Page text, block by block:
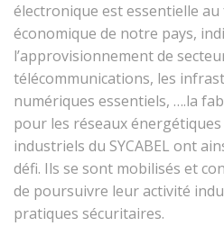
électronique est essentielle
économique de notre pays,
l’approvisionnement de
télécommunications, les
numériques essentiels, ….la
pour les réseaux énergétiques
industriels du SYCABEL ont
défi. Ils se sont mobilisés et
de poursuivre leur activité
pratiques sécuritaires.